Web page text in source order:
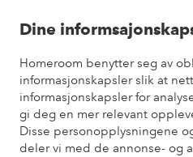
Dine
Homeroom benytter seg av
informasjonskapsler slik at
informasjonskapsler for
gi deg en mer relevant
Disse personopplysningene
deler vi med de annonse- og
Venner